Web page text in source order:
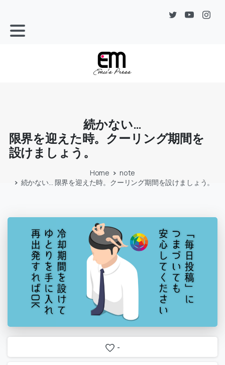
続かない…
限界を迎えた時。クーリング期間を
設けましょう。
Home
note
続かない… 限界を迎えた時。クーリング期間を設けましょう。
-